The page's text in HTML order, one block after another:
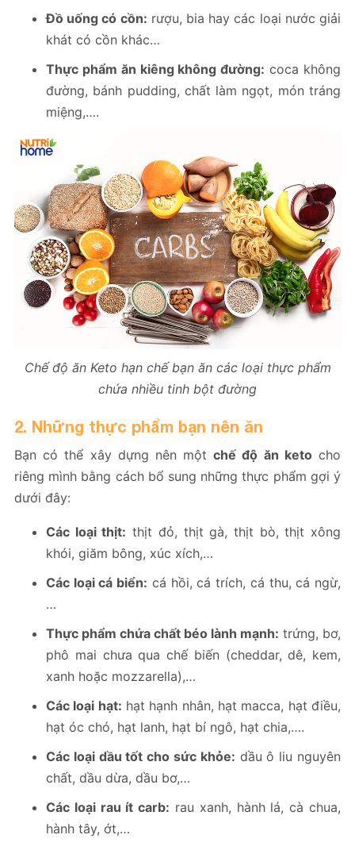
Đồ uống có cồn: rượu, bia hay các loại nước giải
khát có cồn khác…
Thực phẩm ăn kiêng không đường: coca không
đường, bánh pudding, chất làm ngọt, món tráng
miệng,….
Chế độ ăn Keto hạn chế bạn ăn các loại thực phẩm
chứa nhiều tinh bột đường
2. Những thực phẩm bạn nên ăn
Bạn có thể xây dựng nên mộtchế độ ăn ketocho
riêng mình bằng cách bổ sung những thực phẩm gợi ý
dưới đây:
Các loại thịt: thịt đỏ, thịt gà, thịt bò, thịt xông
khói, giăm bông, xúc xích,…
Các loại cá biển: cá hồi, cá trích, cá thu, cá ngừ,
…
Thực phẩm chứa chất béo lành mạnh: trứng, bơ,
phô mai chưa qua chế biến (cheddar, dê, kem,
xanh hoặc mozzarella),…
Các loại hạt: hạt hạnh nhân, hạt macca, hạt điều,
hạt óc chó, hạt lanh, hạt bí ngô, hạt chia,….
Các loại dầu tốt cho sức khỏe: dầu ô liu nguyên
chất, dầu dừa, dầu bơ,…
Các loại rau ít carb: rau xanh, hành lá, cà chua,
hành tây, ớt,…